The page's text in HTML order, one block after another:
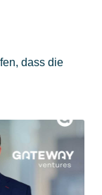
dass die